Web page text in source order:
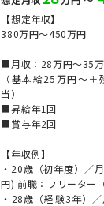
【想定年収】
380万円～450万円
■月収：28万円～35
（基本給25万円～
当）
■昇給年1回
■賞与年2回
【年収例】
・20歳（初年度）／
円) 前職：フリーター
・28歳（経験3年）